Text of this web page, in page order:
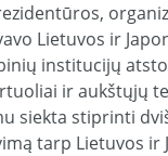
Lietuvos ir
institucijų
ir aukštųjų
siekta stiprinti
tarp Lietuvos ir